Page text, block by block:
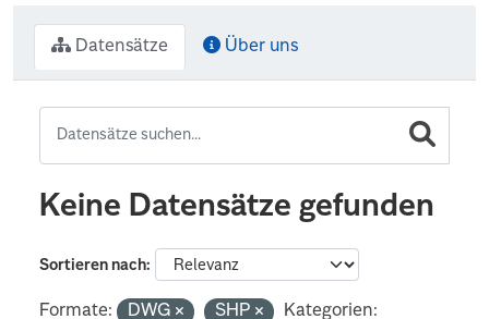
Datensätze Über uns
Keine Datensätze gefunden
Sortieren nach
Formate: DWG SHP
Kategorien: